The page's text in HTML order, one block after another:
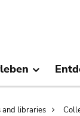
and libraries